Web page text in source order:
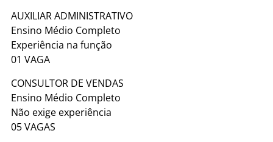
AUXILIAR ADMINISTRATIVO
Ensino Médio Completo
Experiência na função
01 VAGA
CONSULTOR DE VENDAS
Ensino Médio Completo
Não exige experiência
05 VAGAS